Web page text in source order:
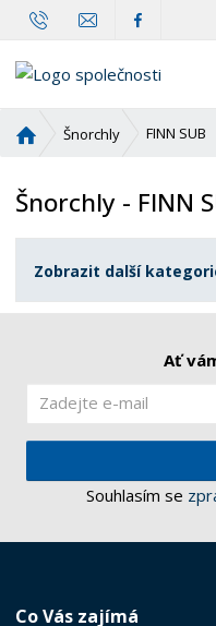
v
d
s
t
a
Šnorchly FINN SUB
Šnorchly - FINN
Zobrazit další
Ať
Souhlasím se
Co Vás zajímá